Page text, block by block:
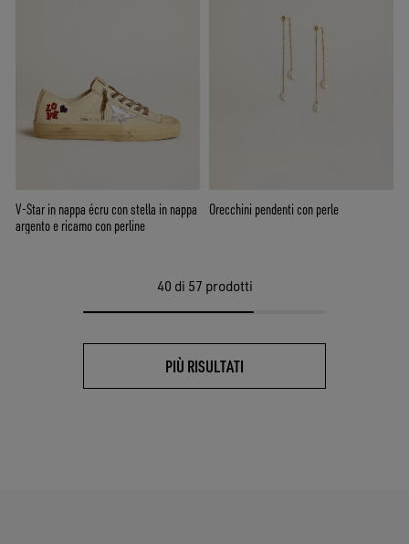
V-Star in nappa écru con stella in nappa
argento e ricamo con perline
Orecchini pendenti con perle
40 di 57 prodotti
PIÙ RISULTATI